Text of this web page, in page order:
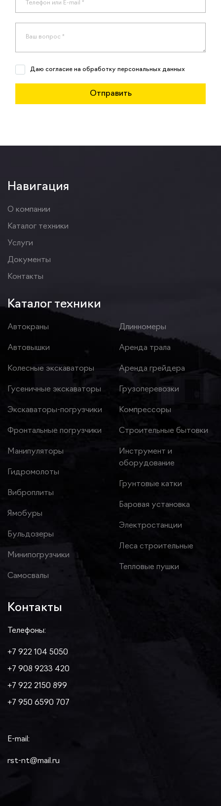
Даю согласие на обработку персональных данных
Навигация
О компании
Каталог техники
Услуги
Документы
Контакты
Каталог техники
Автокраны
Автовышки
Колесные экскаваторы
Гусеничные экскаваторы
Экскаваторы-погрузчики
Фронтальные погрузчики
Манипуляторы
Гидромолоты
Виброплиты
Ямобуры
Бульдозеры
Минипогрузчики
Самосвалы
Длинномеры
Аренда трала
Аренда грейдера
Грузоперевозки
Компрессоры
Строительные бытовки
Инструмент и
оборудование
Грунтовые катки
Баровая установка
Электростанции
Леса строительные
Тепловые пушки
Контакты
Телефоны:
+7 922 104 5050
+7 908 9233 420
+7 922 2150 899
+7 950 6590 707
E-mail:
rst-nt@mail.ru